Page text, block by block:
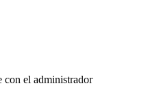
con el administrador